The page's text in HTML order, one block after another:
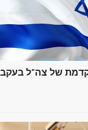
של צה"ל